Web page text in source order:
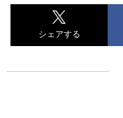
シェアする